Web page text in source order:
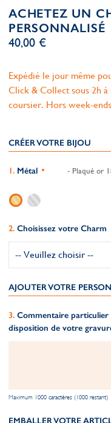
ACHETEZ UN
PERSONNALISÉ
40,00 €
Expédié le jour même
Click & Collect sous 2h
coursier. Hors week-
CRÉER VOTRE BIJOU
Métal - Plaqué or
Choisissez votre Charm
AJOUTER VOTRE
Commentaire
disposition de votre
Maximum 1000 caractères (1000 restant)
EMBALLER VOTRE